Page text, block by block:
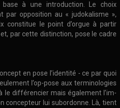
à une introduction. Le choix
par opposition au « judokalisme »,
constitue le point d’orgue à partir
par cette distinction, pose le cadre
en pose l’identité - ce par quoi
l’op-pose aux terminologies
le différencier mais également l’im-
concepteur lui subordonne. Là, tient